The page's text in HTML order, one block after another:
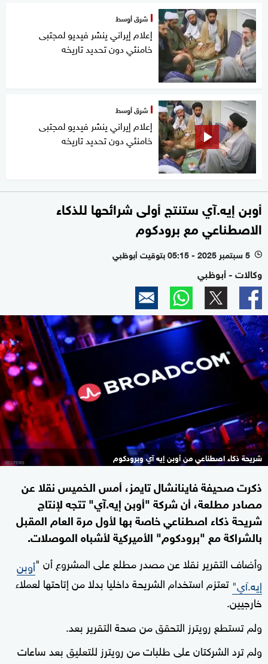
شرق أوسط
إعلام إيراني ينشر فيديو لمجتبى
خامنئي دون تحديد تاريخه
شرق أوسط
إعلام إيراني ينشر فيديو لمجتبى
خامنئي دون تحديد تاريخه
أوبن إيه.آي ستنتج أولى شرائحها للذكاء
الاصطناعي مع برودكوم
l 5 سبتمبر 2025 - 05:15 بتوقيت أبوظبي
وكالات - أبوظبي
شريحة ذكاء اصطناعي من أوبن إيه آي وبرودكوم
ذكرت صحيفة فاينانشال تايمز، أمس الخميس نقلا عن
مصادر مطلعة، أن شركة "أوبن إيه.آي" تتجه لإنتاج
شريحة ذكاء اصطناعي خاصة بها لأول مرة العام المقبل
بالشراكة مع "برودكوم" الأميركية لأشباه الموصلات.
وأضاف التقرير نقلا عن مصدر مطلع على المشروع أن "أوبن
إيه.آي" تعتزم استخدام الشريحة داخليا بدلا من إتاحتها لعملاء
خارجيين.
ولم تستطع رويترز التحقق من صحة التقرير بعد.
ولم ترد الشركتان على طلبات من رويترز للتعليق بعد ساعات